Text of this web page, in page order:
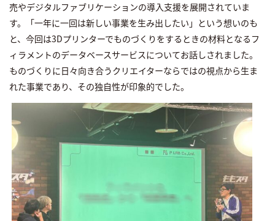
売やデジタルファブリケーションの導入支援を展開されていま
す。「一年に一回は新しい事業を生み出したい」という想いのも
と、今回は3Dプリンターでものづくりをするときの材料となるフ
ィラメントのデータベースサービスについてお話しされました。
ものづくりに日々向き合うクリエイターならではの視点から生ま
れた事業であり、その独自性が印象的でした。